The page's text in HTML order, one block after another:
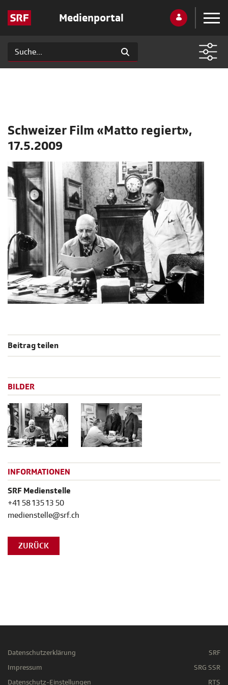
Medienportal
Schweizer Film «Matto regiert»,
17.5.2009
Beitrag teilen
BILDER
INFORMATIONEN
SRF Medienstelle
+41 58 135 13 50
medienstelle@srf.ch
ZURÜCK
Datenschutzerklärung
Impressum
Datenschutz-Einstellungen
SRF
SRG SSR
RTS